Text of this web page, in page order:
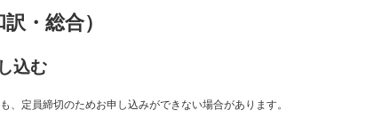
・総合）
込む
、定員締切のためお申し込みができない場合があります。